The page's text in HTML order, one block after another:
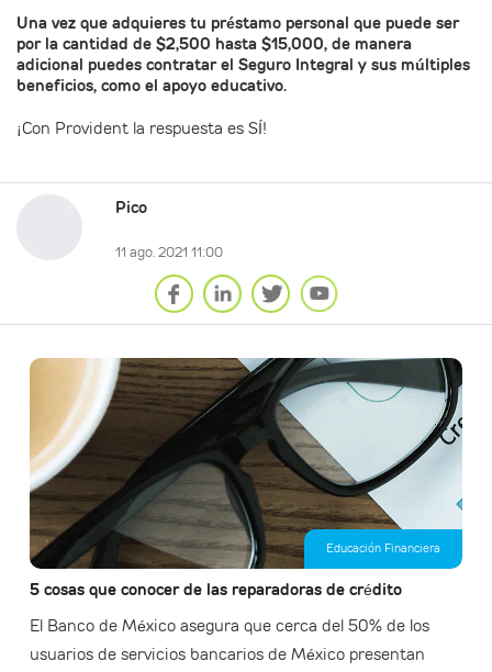
Una vez que adquieres tu préstamo personal que puede ser
por la cantidad de $2,500 hasta $15,000, de manera
adicional puedes contratar el Seguro Integral y sus múltiples
beneficios, como el apoyo educativo.
¡Con Provident la respuesta es SÍ!
Pico
11 ago. 2021 11:00
Educación Financiera
5 cosas que conocer de las reparadoras de crédito
El Banco de México asegura que cerca del 50% de los
usuarios de servicios bancarios de México presentan